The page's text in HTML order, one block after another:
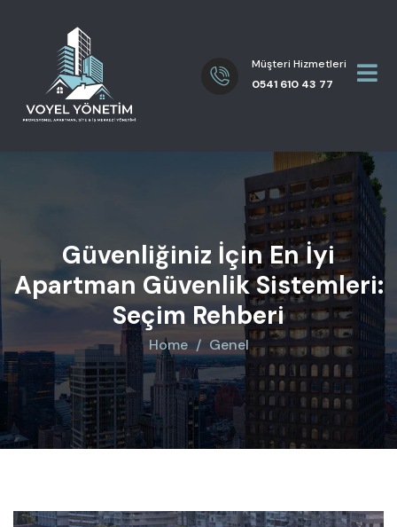
Müşteri Hizmetleri
0541 610 43 77
Güvenliğiniz İçin En İyi
Apartman Güvenlik Sistemleri:
Seçim Rehberi
Home Genel